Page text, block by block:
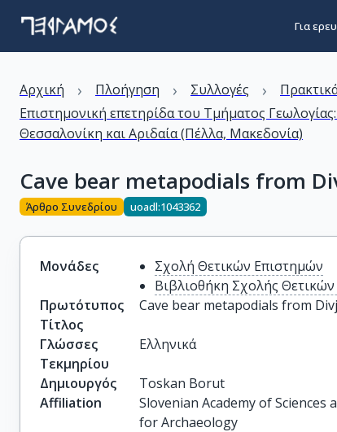
Για
Αρχική › Πλοήγηση › Συλλογές ›
Επιστημονική επετηρίδα του Τμήματος
Θεσσαλονίκη και Αριδαία (Πέλλα, Μακεδονία)
Cave bear metapodials from
Άρθρο Συνεδρίου uoadl:1043362
Μονάδες
Σχολή Θετικών Επιστημών
Βιβλιοθήκη Σχολής
Πρωτότυπος
Τίτλος
Cave bear metapodials from
Γλώσσες
Τεκμηρίου
Ελληνικά
Δημιουργός
Toskan Borut
Affiliation
Slovenian Academy of
for Archaeology